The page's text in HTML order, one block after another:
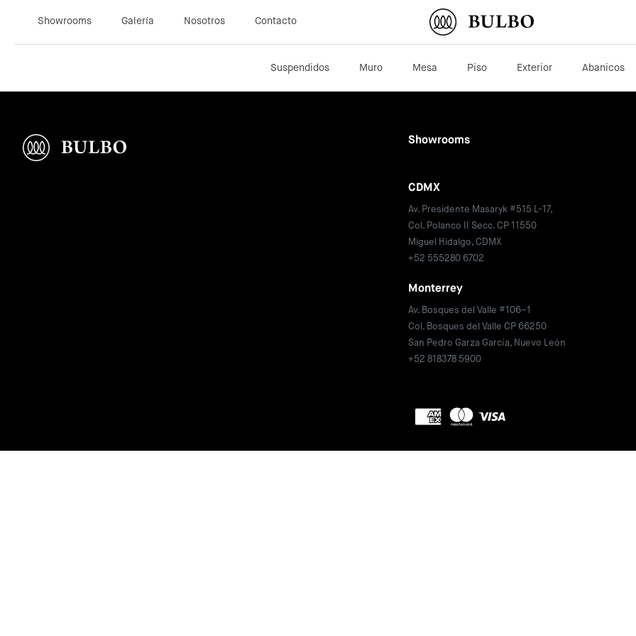
Showrooms Galería Nosotros Contacto
Suspendidos Muro Mesa Piso Exterior Abanicos
Showrooms
CDMX
Av. Presidente Masaryk #515 L-17,
Col. Polanco II Secc. CP 11550
Miguel Hidalgo, CDMX
+52 555280 6702
Monterrey
Av. Bosques del Valle #106–1
Col. Bosques del Valle CP 66250
San Pedro Garza García, Nuevo León
+52 818378 5900